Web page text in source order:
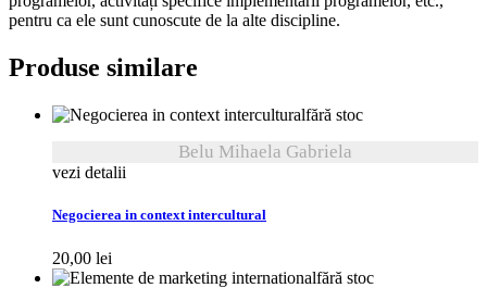
pentru ca ele sunt cunoscute de la alte discipline.
Produse similare
fără stoc
Belu Mihaela Gabriela
vezi detalii
Negocierea in context intercultural
20,00 lei
fără stoc